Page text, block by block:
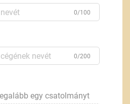
0/100
0/200
egy csatolmányt